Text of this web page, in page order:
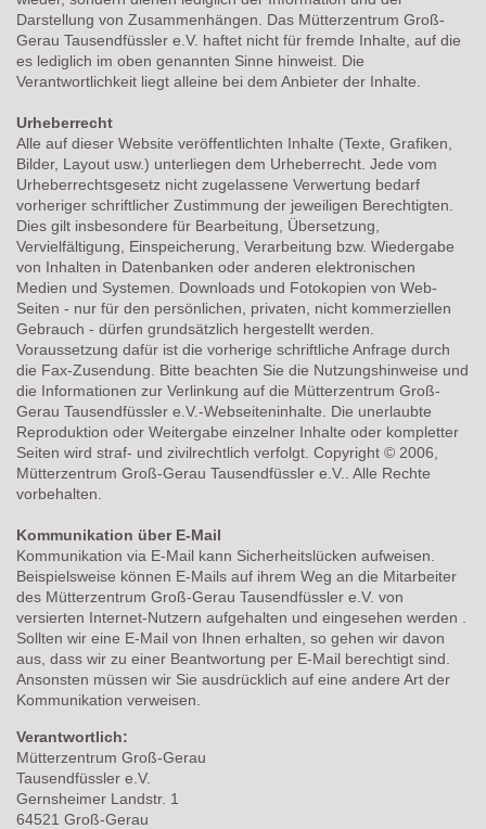
Darstellung von Zusammenhängen. Das Mütterzentrum Groß-
Gerau Tausendfüssler e.V. haftet nicht für fremde Inhalte, auf die
es lediglich im oben genannten Sinne hinweist. Die
Verantwortlichkeit liegt alleine bei dem Anbieter der Inhalte.
Urheberrecht
Alle auf dieser Website veröffentlichten Inhalte (Texte, Grafiken,
Bilder, Layout usw.) unterliegen dem Urheberrecht. Jede vom
Urheberrechtsgesetz nicht zugelassene Verwertung bedarf
vorheriger schriftlicher Zustimmung der jeweiligen Berechtigten.
Dies gilt insbesondere für Bearbeitung, Übersetzung,
Vervielfältigung, Einspeicherung, Verarbeitung bzw. Wiedergabe
von Inhalten in Datenbanken oder anderen elektronischen
Medien und Systemen. Downloads und Fotokopien von Web-
Seiten - nur für den persönlichen, privaten, nicht kommerziellen
Gebrauch - dürfen grundsätzlich hergestellt werden.
Voraussetzung dafür ist die vorherige schriftliche Anfrage durch
die Fax-Zusendung. Bitte beachten Sie die Nutzungshinweise und
die Informationen zur Verlinkung auf die Mütterzentrum Groß-
Gerau Tausendfüssler e.V.-Webseiteninhalte. Die unerlaubte
Reproduktion oder Weitergabe einzelner Inhalte oder kompletter
Seiten wird straf- und zivilrechtlich verfolgt. Copyright © 2006,
Mütterzentrum Groß-Gerau Tausendfüssler e.V.. Alle Rechte
vorbehalten.
Kommunikation über E-Mail
Kommunikation via E-Mail kann Sicherheitslücken aufweisen.
Beispielsweise können E-Mails auf ihrem Weg an die Mitarbeiter
des Mütterzentrum Groß-Gerau Tausendfüssler e.V. von
versierten Internet-Nutzern aufgehalten und eingesehen werden .
Sollten wir eine E-Mail von Ihnen erhalten, so gehen wir davon
aus, dass wir zu einer Beantwortung per E-Mail berechtigt sind.
Ansonsten müssen wir Sie ausdrücklich auf eine andere Art der
Kommunikation verweisen.
Verantwortlich:
Mütterzentrum Groß-Gerau
Tausendfüssler e.V.
Gernsheimer Landstr. 1
64521 Groß-Gerau